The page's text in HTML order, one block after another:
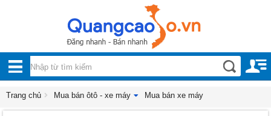
BỘ
DANH
Nội, ngoại thất
Điện thoại, Viễn thông
Trang chủ Mua bán ôtô - xe máy Mua bán xe máy